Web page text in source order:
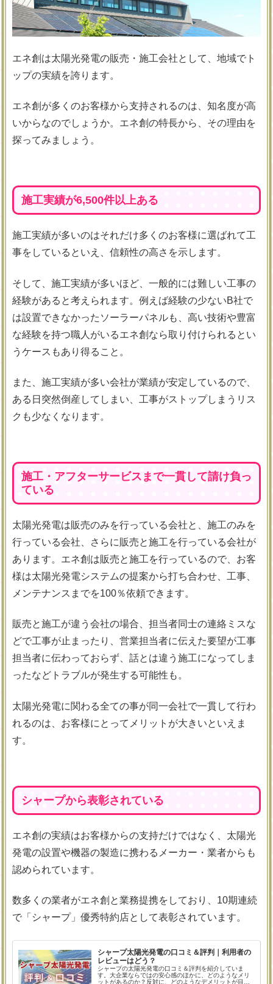
エネ創は太陽光発電の販売・施工会社として、地域でト
ップの実績を誇ります。
エネ創が多くのお客様から支持されるのは、知名度が高
いからなのでしょうか。エネ創の特長から、その理由を
探ってみましょう。
施工実績が6,500件以上ある
施工実績が多いのはそれだけ多くのお客様に選ばれて工
事をしているといえ、信頼性の高さを示します。
そして、施工実績が多いほど、一般的には難しい工事の
経験があると考えられます。例えば経験の少ないB社で
は設置できなかったソーラーパネルも、高い技術や豊富
な経験を持つ職人がいるエネ創なら取り付けられるとい
うケースもあり得ること。
また、施工実績が多い会社が業績が安定しているので、
ある日突然倒産してしまい、工事がストップしまうリス
クも少なくなります。
施工・アフターサービスまで一貫して請け負っ
ている
太陽光発電は販売のみを行っている会社と、施工のみを
行っている会社、さらに販売と施工を行っている会社が
あります。エネ創は販売と施工を行っているので、お客
様は太陽光発電システムの提案から打ち合わせ、工事、
メンテナンスまでを100％依頼できます。
販売と施工が違う会社の場合、担当者同士の連絡ミスな
どで工事が止まったり、営業担当者に伝えた要望が工事
担当者に伝わっておらず、話とは違う施工になってしま
ったなどトラブルが発生する可能性も。
太陽光発電に関わる全ての事が同一会社で一貫して行わ
れるのは、お客様にとってメリットが大きいといえま
す。
シャープから表彰されている
エネ創の実績はお客様からの支持だけではなく、太陽光
発電の設置や機器の製造に携わるメーカー・業者からも
認められています。
数多くの業者がエネ創と業務提携をしており、10期連続
で「シャープ」優秀特約店として表彰されています。
シャープ太陽光発電の口コミ＆評判｜利用者の
レビューはどう？
シャープの太陽光発電の口コミ＆評判を紹介していま
す。大企業ならではの安心感のほかに、どのようなメリ
ットがあるのか？反対に、どのようなデメリットが目立